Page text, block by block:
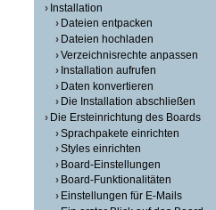
Installation
Dateien entpacken
Dateien hochladen
Verzeichnisrechte anpassen
Installation aufrufen
Daten konvertieren
Die Installation abschließen
Die Ersteinrichtung des Boards
Sprachpakete einrichten
Styles einrichten
Board-Einstellungen
Board-Funktionalitäten
Einstellungen für E-Mails